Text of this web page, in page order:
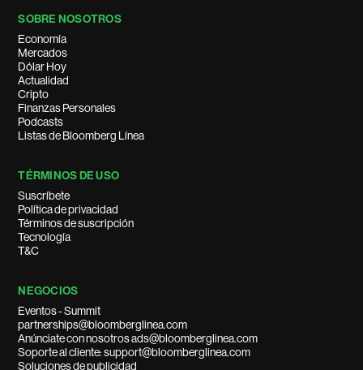
SOBRE NOSOTROS
Economía
Mercados
Dólar Hoy
Actualidad
Cripto
Finanzas Personales
Podcasts
Listas de Bloomberg Línea
TÉRMINOS DE USO
Suscríbete
Política de privacidad
Términos de suscripción
Tecnología
T&C
NEGOCIOS
Eventos - Summit
partnerships@bloomberglinea.com
Anúnciate con nosotros ads@bloomberglinea.com
Soporte al cliente: support@bloomberglinea.com
Soluciones de publicidad